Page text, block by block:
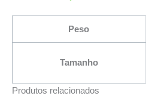
Peso
Tamanho
Produtos relacionados